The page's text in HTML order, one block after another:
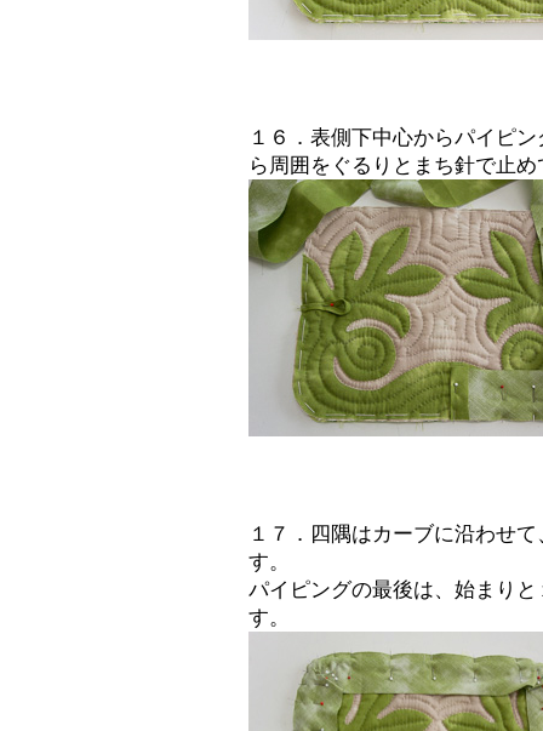
１６．表側下中心からパイピ
ら周囲をぐるりとまち針で止
１７．四隅はカーブに沿わせ
す。
パイピングの最後は、始まり
す。